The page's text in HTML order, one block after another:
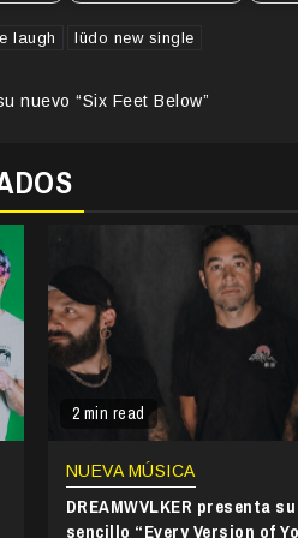
laugh lüdo new single
nuevo “Six Feet Below”
2 min read
NUEVA MÚSICA
DREAMWVLKER presenta
sencillo “Every Version of